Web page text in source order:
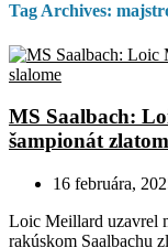
Tag Archives:
MS Saalbach:
šampionát
16 februára,
Loic Meillard uzavrel
rakúskom Saalbachu